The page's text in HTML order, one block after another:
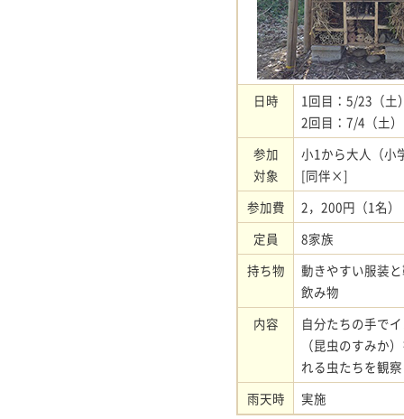
日時
1回目：5/23（土
2回目：7/4（土
参加
対象
小1から大人（小
[同伴×]
参加費
2，200円（1名）
定員
8家族
持ち物
動きやすい服装
飲み物
内容
自分たちの手で
（昆虫のすみか
れる虫たちを観
雨天時
実施